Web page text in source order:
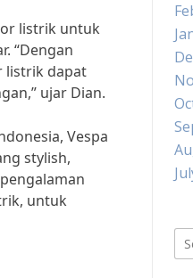
listrik untuk
“Dengan
listrik dapat
ujar Dian.
Vespa
stylish,
untuk